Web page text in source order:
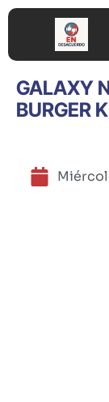
GALAXY
BURGER